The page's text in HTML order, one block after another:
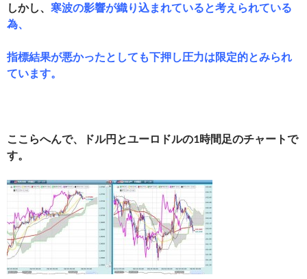
しかし、 寒波の影響が織り込まれていると考えられている
為、
指標結果が悪かったとしても下押し圧力は限定的とみられ
ています。
ここらへんで、ドル円とユーロドルの1時間足のチャートで
す。